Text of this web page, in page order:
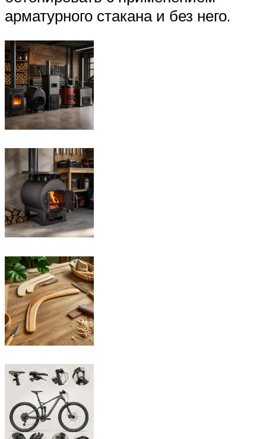
арматурного стакана и без него.